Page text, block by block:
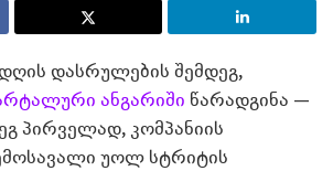
დასრულების შემდეგ,
ანგარიში წარადგინა —
პირველად, კომპანიის
უოლ სტრიტის